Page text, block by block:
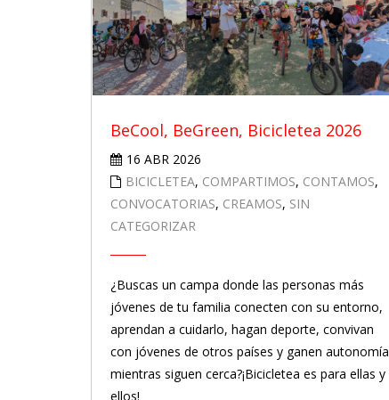
BeCool, BeGreen, Bicicletea 2026
16 ABR 2026
BICICLETEA, COMPARTIMOS, CONTAMOS,
CONVOCATORIAS, CREAMOS, SIN
CATEGORIZAR
¿Buscas un campa donde las personas más
jóvenes de tu familia conecten con su entorno,
aprendan a cuidarlo, hagan deporte, convivan
con jóvenes de otros países y ganen autonomía
mientras siguen cerca?¡Bicicletea es para ellas y
ellos!